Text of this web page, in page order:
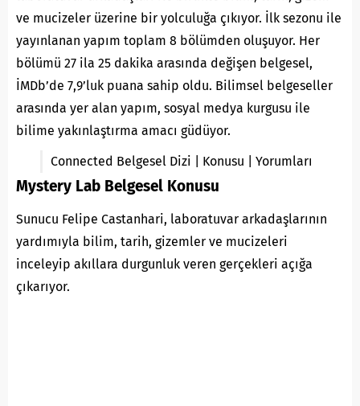
ve mucizeler üzerine bir yolculuğa çıkıyor. İlk sezonu ile
yayınlanan yapım toplam 8 bölümden oluşuyor. Her
bölümü 27 ila 25 dakika arasında değişen belgesel,
İMDb’de 7,9’luk puana sahip oldu. Bilimsel belgeseller
arasında yer alan yapım, sosyal medya kurgusu ile
bilime yakınlaştırma amacı güdüyor.
Connected Belgesel Dizi | Konusu | Yorumları
Mystery Lab Belgesel Konusu
Sunucu Felipe Castanhari, laboratuvar arkadaşlarının
yardımıyla bilim, tarih, gizemler ve mucizeleri
inceleyip akıllara durgunluk veren gerçekleri açığa
çıkarıyor.